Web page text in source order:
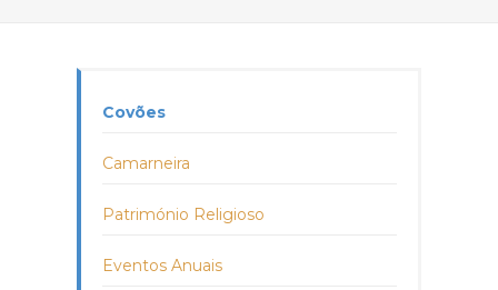
Covões
Camarneira
Património Religioso
Eventos Anuais